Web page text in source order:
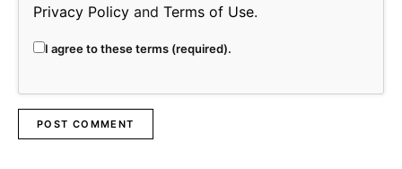
Privacy Policy and Terms of Use.
I agree to these terms (required).